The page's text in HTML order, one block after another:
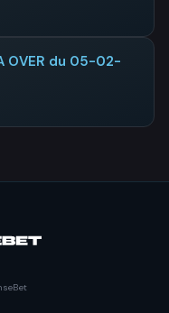
OVER du 05-02-